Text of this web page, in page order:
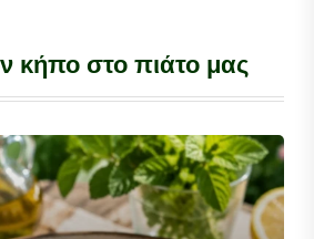
κήπο στο πιάτο μας